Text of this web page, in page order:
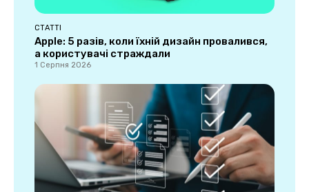
СТАТТІ
Apple: 5 разів, коли їхній дизайн провалився,
а користувачі страждали
1 Серпня 2026